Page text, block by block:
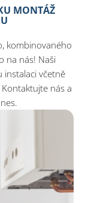
MONTÁŽ
kombinovaného
na nás! Naši
instalaci včetně
nás a